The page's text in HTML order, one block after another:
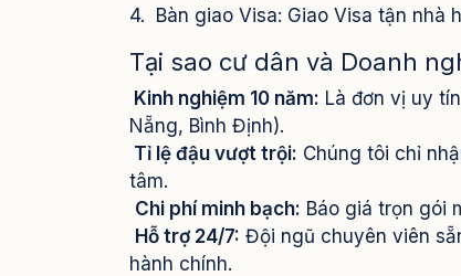
4. Bàn giao Visa: Giao Visa tận nhà
Tại sao cư dân và Doanh
Kinh nghiệm 10 năm: Là đơn vị uy
Nẵng, Bình Định).
Tỉ lệ đậu vượt trội: Chúng tôi chỉ
tâm.
Chi phí minh bạch: Báo giá trọn gói
Hỗ trợ 24/7: Đội ngũ chuyên viên
hành chính.